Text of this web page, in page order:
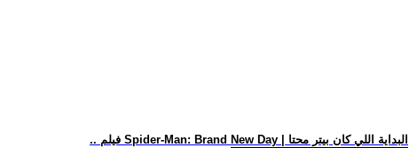
.. فيلم Spider-Man: Brand New Day | البداية اللي كان بيتر محتا